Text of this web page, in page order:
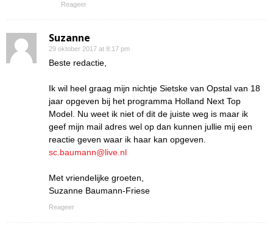
Reageer
Suzanne
29 oktober 2017 at 8:17 pm
Beste redactie,
Ik wil heel graag mijn nichtje Sietske van Opstal van 18
jaar opgeven bij het programma Holland Next Top
Model. Nu weet ik niet of dit de juiste weg is maar ik
geef mijn mail adres wel op dan kunnen jullie mij een
reactie geven waar ik haar kan opgeven.
sc.baumann@live.nl
Met vriendelijke groeten,
Suzanne Baumann-Friese
Reageer